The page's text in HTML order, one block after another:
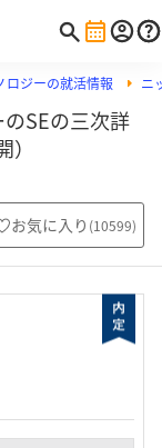
ロジーの就活情報 ニ
SEの三次詳
お気に入り (10599)